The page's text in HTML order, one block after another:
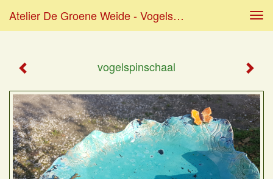
Atelier De Groene Weide - Vogelspinschaal
vogelspinschaal